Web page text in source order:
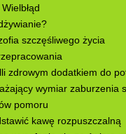
szczęśliwego życia
zdrowym dodatkiem do
wymiar zaburzenia
pomoru
kawę rozpuszczalną